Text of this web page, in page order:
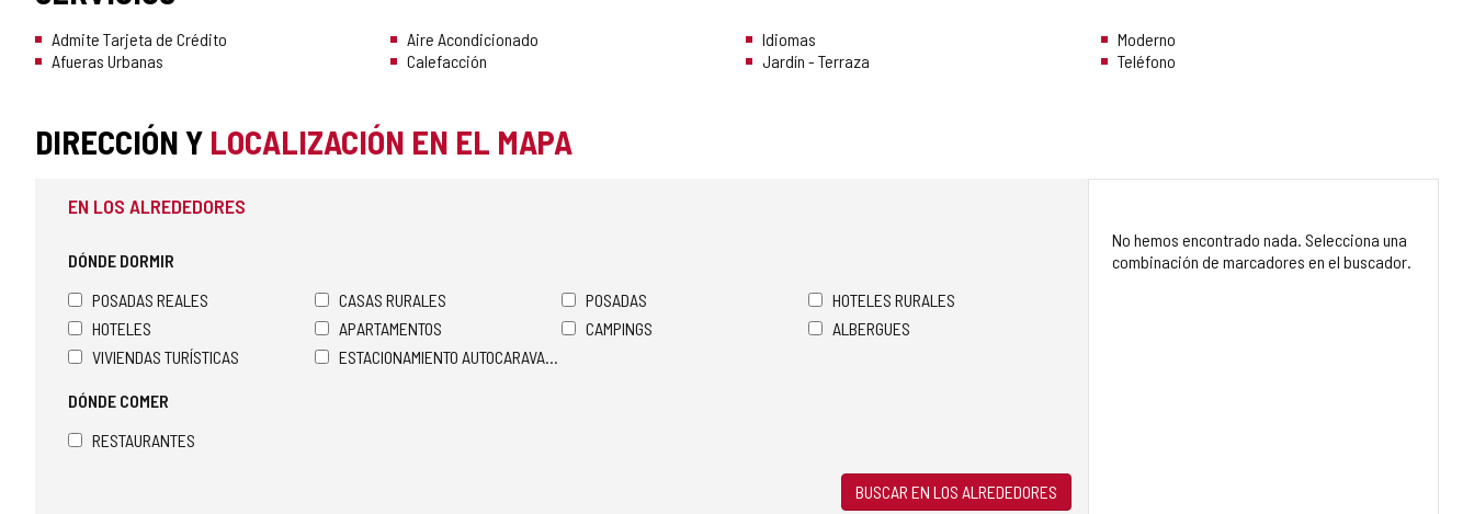
Admite Tarjeta de Crédito
Afueras Urbanas
Aire Acondicionado
Calefacción
Idiomas
Jardín - Terraza
Moderno
Teléfono
DIRECCIÓN Y LOCALIZACIÓN EN EL MAPA
EN LOS ALREDEDORES
DÓNDE DORMIR
POSADAS REALES
CASAS RURALES POSADAS
HOTELES RURALES
HOTELES
APARTAMENTOS CAMPINGS
ALBERGUES
VIVIENDAS TURÍSTICAS
ESTACIONAMIENTO AUTOCARAVANAS
DÓNDE COMER
RESTAURANTES
BUSCAR EN LOS ALREDEDORES
No hemos encontrado nada. Selecciona una
combinación de marcadores en el buscador.